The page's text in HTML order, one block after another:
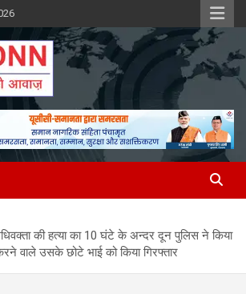
की हत्या का 10 घंटे के अन्दर दून पुलिस ने किया
वाले उसके छोटे भाई को किया गिरफ्तार